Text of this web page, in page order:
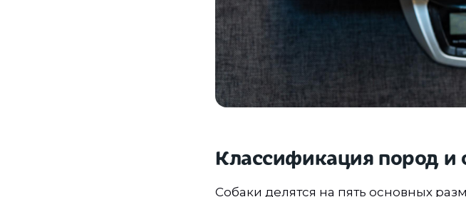
Классификация пород и
Собаки делятся на пять основных